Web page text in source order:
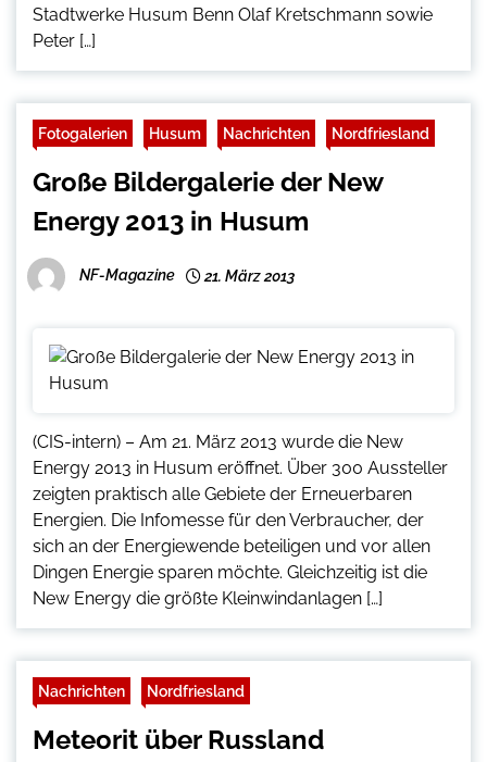
Stadtwerke Husum Benn Olaf Kretschmann sowie
Peter […]
Fotogalerien Husum Nachrichten Nordfriesland
Große Bildergalerie der New
Energy 2013 in Husum
NF-Magazine 21. März 2013
(CIS-intern) – Am 21. März 2013 wurde die New
Energy 2013 in Husum eröffnet. Über 300 Aussteller
zeigten praktisch alle Gebiete der Erneuerbaren
Energien. Die Infomesse für den Verbraucher, der
sich an der Energiewende beteiligen und vor allen
Dingen Energie sparen möchte. Gleichzeitig ist die
New Energy die größte Kleinwindanlagen […]
Nachrichten Nordfriesland
Meteorit über Russland